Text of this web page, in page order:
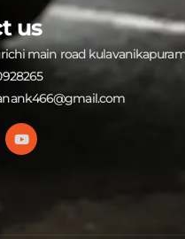
us
main road